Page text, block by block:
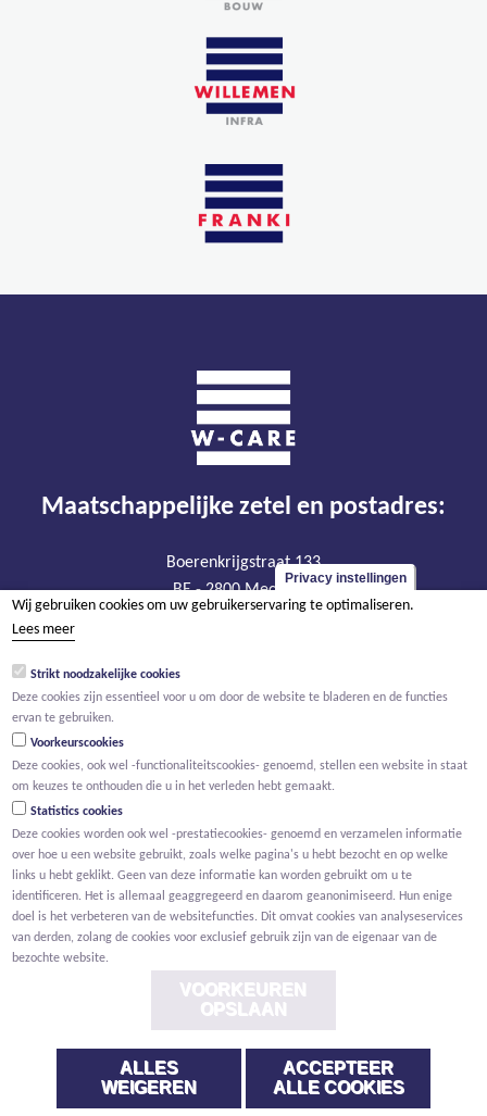
Maatschappelijke zetel en postadres:
Boerenkrijgstraat 133
BE - 2800 Mechelen
Oude Liersebaan 195
tel +32 15 23 74 21
info@w-care.be
Privacy Cookies
Privacy instellingen
Wij gebruiken cookies om uw gebruikerservaring te optimaliseren.
Lees meer
Strikt noodzakelijke cookies
Deze cookies zijn essentieel voor u om door de website te bladeren en de functies
ervan te gebruiken.
Voorkeurscookies
Deze cookies, ook wel -functionaliteitscookies- genoemd, stellen een website in staat
om keuzes te onthouden die u in het verleden hebt gemaakt.
Statistics cookies
Deze cookies worden ook wel -prestatiecookies- genoemd en verzamelen informatie
over hoe u een website gebruikt, zoals welke pagina's u hebt bezocht en op welke
links u hebt geklikt. Geen van deze informatie kan worden gebruikt om u te
identificeren. Het is allemaal geaggregeerd en daarom geanonimiseerd. Hun enige
doel is het verbeteren van de websitefuncties. Dit omvat cookies van analyseservices
van derden, zolang de cookies voor exclusief gebruik zijn van de eigenaar van de
bezochte website.
VOORKEUREN
OPSLAAN
ALLES
WEIGEREN
ACCEPTEER
ALLE COOKIES